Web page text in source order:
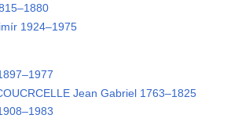
1924–1975
Jean Gabriel 1763–1825